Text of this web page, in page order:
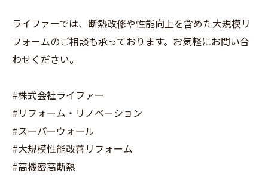
ライファーでは、断熱改修や性能向上を含めた大規模リ
フォームのご相談も承っております。お気軽にお問い合
わせください。
#株式会社ライファー
#リフォーム・リノベーション
#スーパーウォール
#大規模性能改善リフォーム
#高機密高断熱